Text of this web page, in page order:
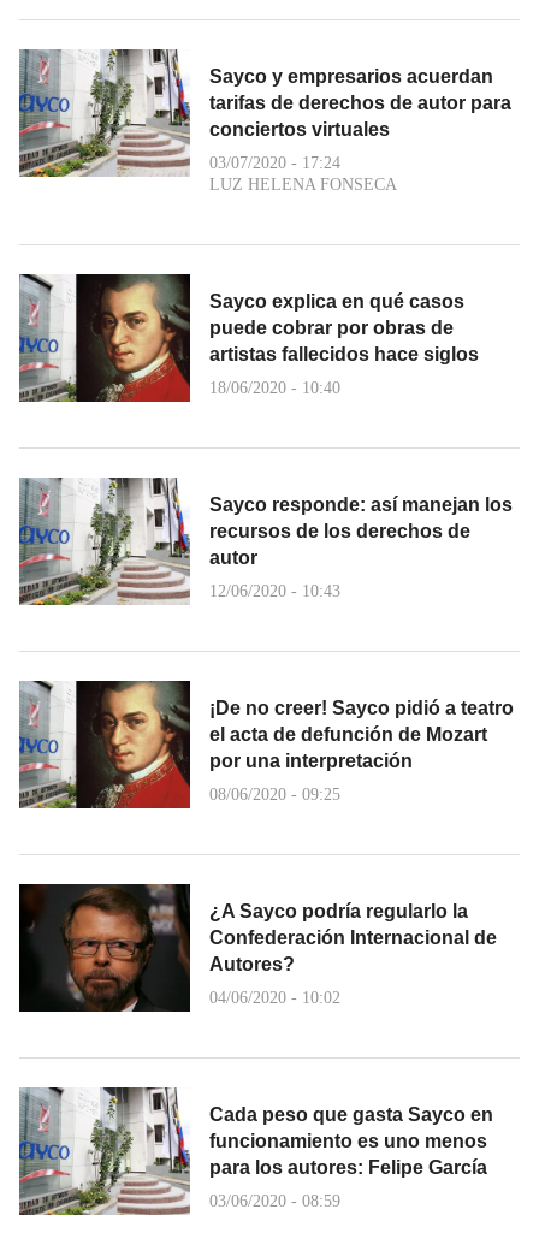
Sayco y empresarios acuerdan
tarifas de derechos de autor para
conciertos virtuales
03/07/2020 - 17:24
LUZ HELENA FONSECA
Sayco explica en qué casos
puede cobrar por obras de
artistas fallecidos hace siglos
18/06/2020 - 10:40
Sayco responde: así manejan los
recursos de los derechos de
autor
12/06/2020 - 10:43
¡De no creer! Sayco pidió a teatro
el acta de defunción de Mozart
por una interpretación
08/06/2020 - 09:25
¿A Sayco podría regularlo la
Confederación Internacional de
Autores?
04/06/2020 - 10:02
Cada peso que gasta Sayco en
funcionamiento es uno menos
para los autores: Felipe García
03/06/2020 - 08:59